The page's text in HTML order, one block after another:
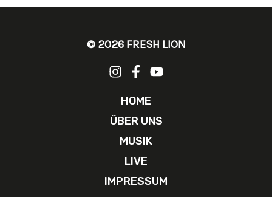
© 2026 FRESH LION
HOME
ÜBER UNS
MUSIK
LIVE
IMPRESSUM